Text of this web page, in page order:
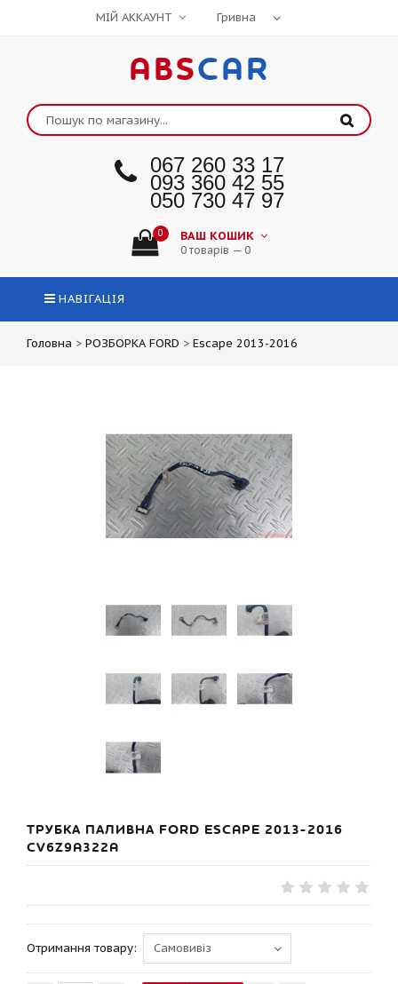
МІЙ АККАУНТ
ABSCAR
067 260 33 17
093 360 42 55
050 730 47 97
0 ВАШ КОШИК
0 товарів — 0
НАВІГАЦІЯ
Головна > РОЗБОРКА FORD > Escape 2013-2016
ТРУБКА ПАЛИВНА FORD ESCAPE 2013-2016
CV6Z9A322A
Отримання товару: